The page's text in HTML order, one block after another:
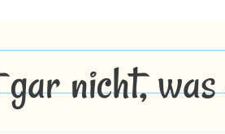
nicht,